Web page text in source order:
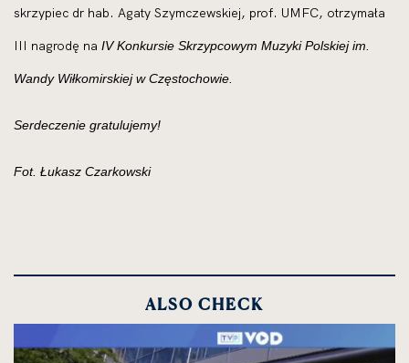
skrzypiec dr hab. Agaty Szymczewskiej, prof. UMFC, otrzymała
III nagrodę na IV Konkursie Skrzypcowym Muzyki Polskiej im.
Wandy Wiłkomirskiej w Częstochowie.
Serdeczenie gratulujemy!
Fot. Łukasz Czarkowski
ALSO CHECK